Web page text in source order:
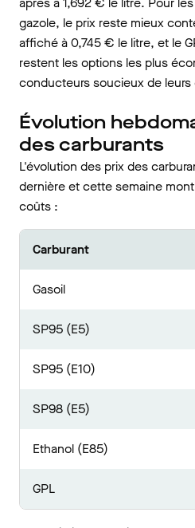
gazole, le prix reste mieux
affiché à 0,745 € le litre, et le
restent les options les plus
conducteurs soucieux de leurs
Évolution
des carburants
L'évolution des prix des
dernière et cette semaine
coûts :
Carburant
Gasoil
SP95 (E5)
SP95 (E10)
SP98 (E5)
Ethanol (E85)
GPL